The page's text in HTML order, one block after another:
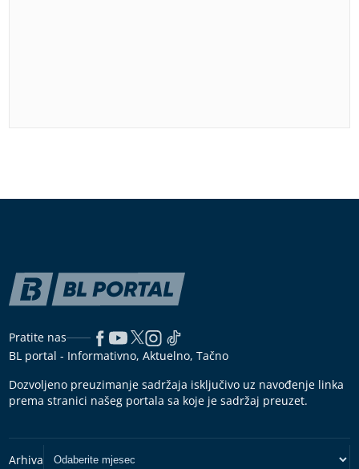
Pratite nas
BL portal - Informativno, Aktuelno, Tačno
Dozvoljeno preuzimanje sadržaja isključivo uz navođenje linka
prema stranici našeg portala sa koje je sadržaj preuzet.